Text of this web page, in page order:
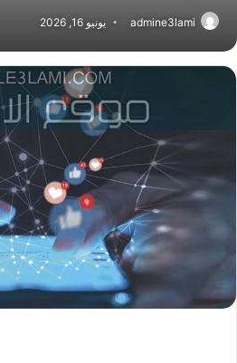
admine3lami يونيو 16, 2026